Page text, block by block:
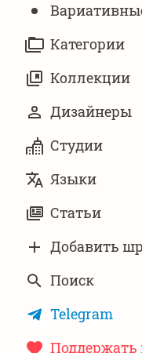
Категории
Коллекции
Дизайнеры
Студии
Языки
Статьи
Добавить
Поиск
Telegram
Поддержать